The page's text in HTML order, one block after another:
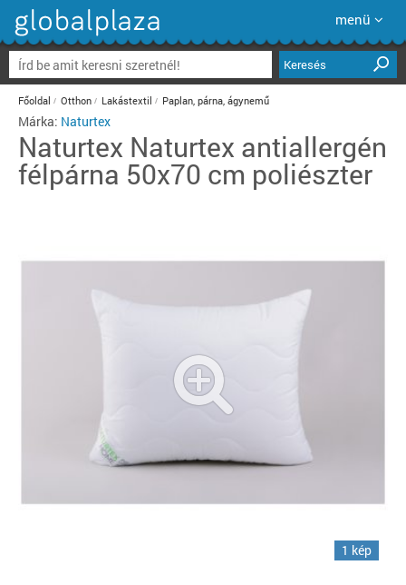
menü
Keresés
Főoldal Otthon Lakástextil Paplan, párna, ágynemű
Márka: Naturtex
Naturtex Naturtex antiallergén
félpárna 50x70 cm poliészter
1 kép